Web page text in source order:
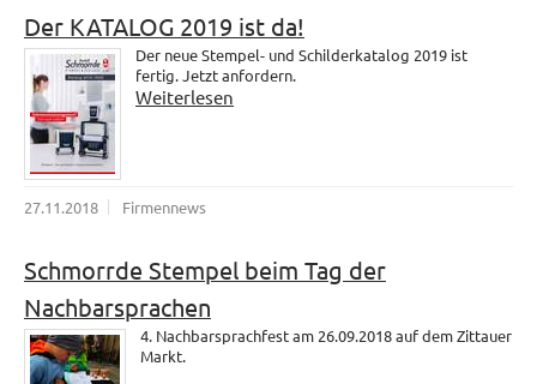
Der KATALOG 2019 ist da!
Der neue Stempel- und Schilderkatalog 2019 ist
fertig. Jetzt anfordern.
Weiterlesen
27.11.2018 Firmennews
Schmorrde Stempel beim Tag der
Nachbarsprachen
4. Nachbarsprachfest am 26.09.2018 auf dem Zittauer
Markt.